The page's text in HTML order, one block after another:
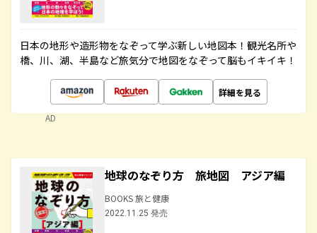
日本の地形や造形物をなぞって学ぶ新しい地図本！観光名所や
橋、川、湖、半島など旅気分で地図をなぞって脳もイキイキ！
詳細を見る
AD
地球のなぞり方 旅地図 アジア編
BOOKS 旅と健康
2022.11.25 発売